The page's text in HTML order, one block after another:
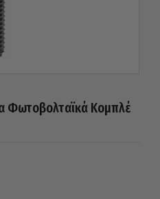
Φωτοβολταϊκά Κομπλέ